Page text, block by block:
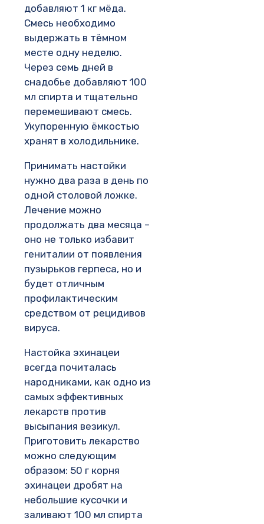
добавляют 1 кг мёда.
Смесь необходимо
выдержать в тёмном
месте одну неделю.
Через семь дней в
снадобье добавляют 100
мл спирта и тщательно
перемешивают смесь.
Укупоренную ёмкостью
хранят в холодильнике.
Принимать настойки
нужно два раза в день по
одной столовой ложке.
Лечение можно
продолжать два месяца –
оно не только избавит
гениталии от появления
пузырьков герпеса, но и
будет отличным
профилактическим
средством от рецидивов
вируса.
Настойка эхинацеи
всегда почиталась
народниками, как одно из
самых эффективных
лекарств против
высыпания везикул.
Приготовить лекарство
можно следующим
образом: 50 г корня
эхинацеи дробят на
небольшие кусочки и
заливают 100 мл спирта